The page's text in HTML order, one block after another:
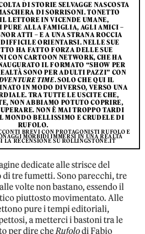
DI STORIE SELVAGGE NASCOSTA
DI SORRISONI. TONETTO
LETTORE IN VICENDE UMANE,
PURE ALLA FAMIGLIA, AGLI AMICI –
ATTI – E A UNA STRANA ROCCIA
ORIENTARSI. NELLE SUE
HA FATTO FORZA DELLE SUE
CON CARTOON NETWORK, CHE HA
IL FORMATO “SHOW PER
SONO PER ADULTI PAZZI” CON
TIME. SOLO CHE QUI IL
IN MODO DIVERSO, VERSO UNA
TRA TUTTE LE USCITE CHE,
NON ABBIAMO POTUTO COPRIRE,
NON È MAI TROPPO TARDI
MONDO BELLISSIMO E CRUDELE DI
RUFOLO.
BREVI CON PROTAGONISTI RUFOLO E
MORBIDI IMMERSI IN UNA REALTÀ
LA RECENSIONE SU ROLLINGSTONE.IT
dedicate alle strisce del
tre fumetti. Sono parecchi, tre
volte non bastano, essendo il
piuttosto movimentato. Alle
pure i tempi editoriali,
a metterci i bastoni tra le
per dire cheRufolodi Fabio